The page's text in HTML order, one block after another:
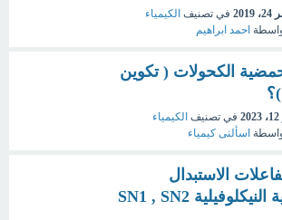
في تصنيف الكيمياء
احمد ابراهيم
الكحولات ( تكوين
في تصنيف الكيمياء
اسألنى كيمياء
الاستبدال
الأليفاتية النيكلوفيلية SN1 , SN2